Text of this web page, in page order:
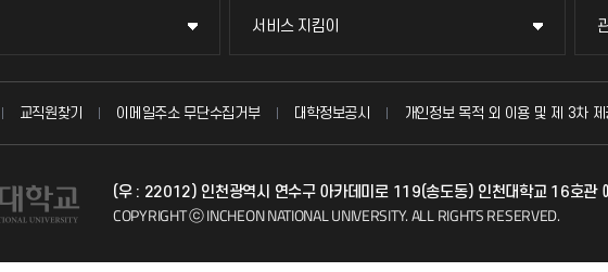
서비스 지킴이
서비스 지킴이
묻고 답하기
자주 묻는 질문(FAQ)
교직원찾기 이메일주소 무단수집거부 대학정보공시 개인정보 목적 외 이용 및 제 3차
(우 : 22012) 인천광역시 연수구 아카데미로 119(송도동) 인천대학교 16호관
COPYRIGHT ⓒ INCHEON NATIONAL UNIVERSITY.ALL RIGHTS RESERVED.